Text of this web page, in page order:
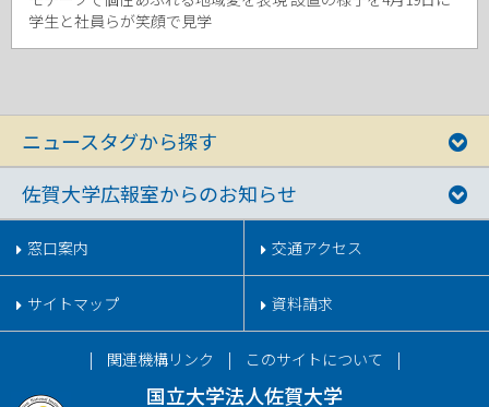
学生と社員らが笑顔で見学
ニュースタグから探す
佐賀大学広報室からのお知らせ
窓口案内 交通アクセス
サイトマップ 資料請求
国立大学法人佐賀大学
関連機構リンク このサイトについて